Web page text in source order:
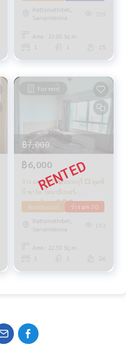
Rattanathibet,
Sanambinna
259
Area : 23.00 Sq.m.
1 1 15
For rent
฿7,000
฿6,000
ว่าง มกรา 70 🔴นนทบุรี 💥 ลุมพิ
นี พาร์ค รัตนาธิเบศร์-
งามวงศ์วาน 🔴🟢🟡
Nonthaburi
ว่าง มค 70
Rattanathibet,
Sanambinna
193
Area : 22.50 Sq.m.
1 1 26